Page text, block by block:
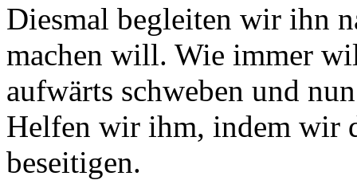
Diesmal begleiten wir ihn
machen will. Wie immer
aufwärts schweben und
Helfen wir ihm, indem wir
beseitigen.